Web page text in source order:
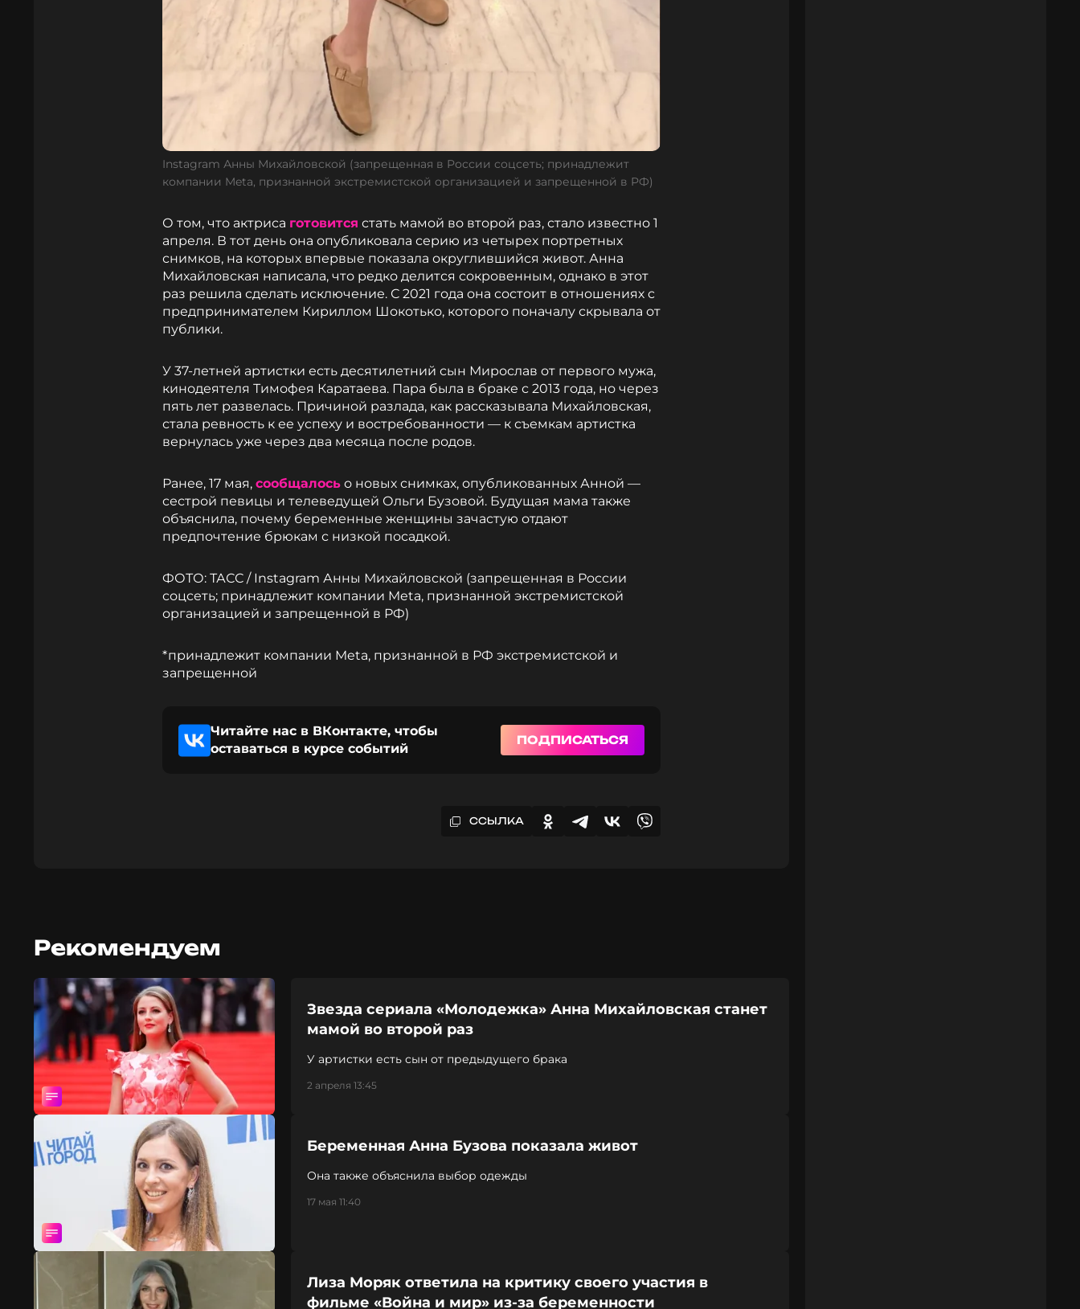
Instagram Анны Михайловской (запрещенная в России соцсеть; принадлежит
компании Meta, признанной экстремистской организацией и запрещенной в РФ)
О том, что актриса готовится стать мамой во второй раз, стало известно 1
апреля. В тот день она опубликовала серию из четырех портретных
снимков, на которых впервые показала округлившийся живот. Анна
Михайловская написала, что редко делится сокровенным, однако в этот
раз решила сделать исключение. С 2021 года она состоит в отношениях с
предпринимателем Кириллом Шокотько, которого поначалу скрывала от
публики.
У 37-летней артистки есть десятилетний сын Мирослав от первого мужа,
кинодеятеля Тимофея Каратаева. Пара была в браке с 2013 года, но через
пять лет развелась. Причиной разлада, как рассказывала Михайловская,
стала ревность к ее успеху и востребованности — к съемкам артистка
вернулась уже через два месяца после родов.
Ранее, 17 мая, сообщалось о новых снимках, опубликованных Анной —
сестрой певицы и телеведущей Ольги Бузовой. Будущая мама также
объяснила, почему беременные женщины зачастую отдают
предпочтение брюкам с низкой посадкой.
ФОТО: ТАСС / Instagram Анны Михайловской (запрещенная в России
соцсеть; принадлежит компании Meta, признанной экстремистской
организацией и запрещенной в РФ)
*принадлежит компании Meta, признанной в РФ экстремистской и
запрещенной
Читайте нас в ВКонтакте, чтобы
оставаться в курсе событий
ПОДПИСАТЬСЯ
ССЫЛКА
Рекомендуем
Звезда сериала «Молодежка» Анна Михайловская станет
мамой во второй раз
У артистки есть сын от предыдущего брака
2 апреля 13:45
Беременная Анна Бузова показала живот
Она также объяснила выбор одежды
17 мая 11:40
Лиза Моряк ответила на критику своего участия в
фильме «Война и мир» из-за беременности